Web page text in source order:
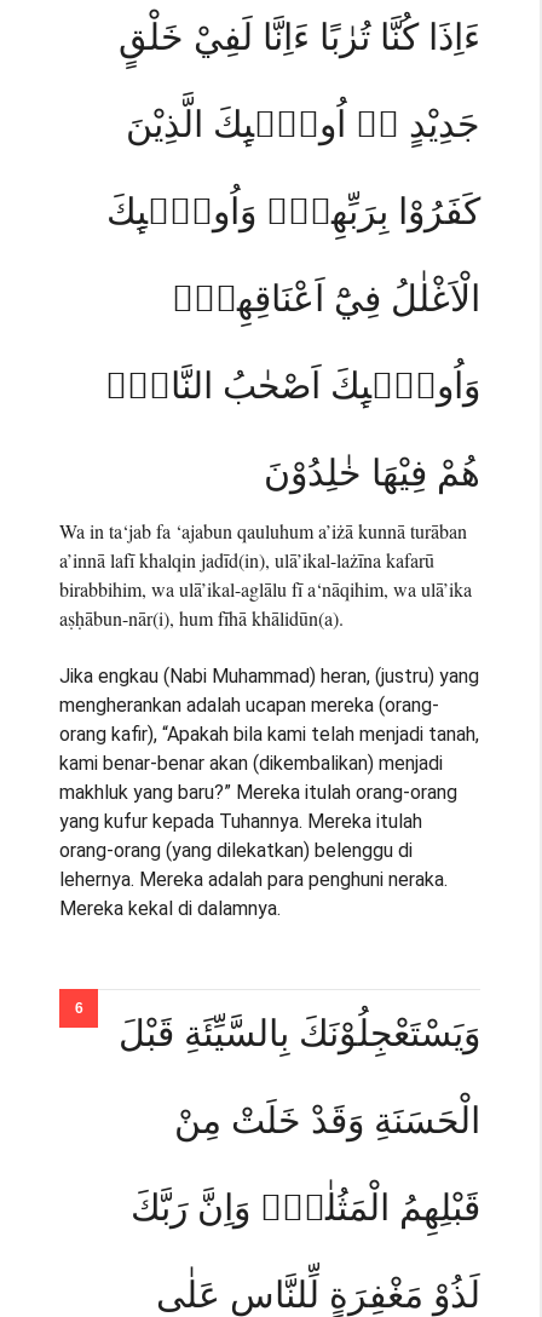
ءَاِذَا كُنَّا تُرٰبًا ءَاِنَّا لَفِيْ خَلْقٍ
جَدِيْدٍ ەۗ اُولٰۤىِٕكَ الَّذِيْنَ
كَفَرُوْا بِرَبِّهِمْۚ وَاُولٰۤىِٕكَ
الْاَغْلٰلُ فِيْٓ اَعْنَاقِهِمْۚ
وَاُولٰۤىِٕكَ اَصْحٰبُ النَّارِۚ
هُمْ فِيْهَا خٰلِدُوْنَ
Wa in ta‘jab fa ‘ajabun qauluhum a’iżā kunnā turāban
a’innā lafī khalqin jadīd(in), ulā’ikal-lażīna kafarū
birabbihim, wa ulā’ikal-aglālu fī a‘nāqihim, wa ulā’ika
aṣḥābun-nār(i), hum fīhā khālidūn(a).
Jika engkau (Nabi Muhammad) heran, (justru) yang
mengherankan adalah ucapan mereka (orang-
orang kafir), “Apakah bila kami telah menjadi tanah,
kami benar-benar akan (dikembalikan) menjadi
makhluk yang baru?” Mereka itulah orang-orang
yang kufur kepada Tuhannya. Mereka itulah
orang-orang (yang dilekatkan) belenggu di
lehernya. Mereka adalah para penghuni neraka.
Mereka kekal di dalamnya.
وَيَسْتَعْجِلُوْنَكَ بِالسَّيِّئَةِ قَبْلَ
الْحَسَنَةِ وَقَدْ خَلَتْ مِنْ
قَبْلِهِمُ الْمَثُلٰتُۗ وَاِنَّ رَبَّكَ
لَذُوْ مَغْفِرَةٍ لِّلنَّاسِ عَلٰى